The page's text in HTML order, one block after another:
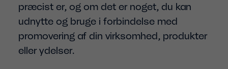
præcist er, og om det er noget, du kan
udnytte og bruge i forbindelse med
promovering af din virksomhed, produkter
eller ydelser.